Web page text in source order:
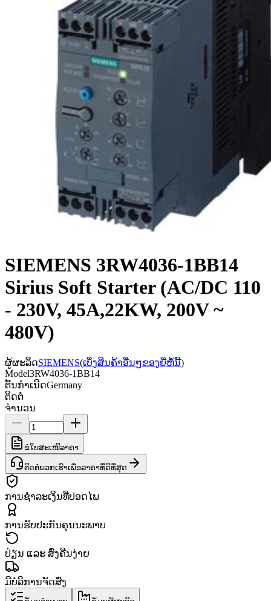
SIEMENS 3RW4036-1BB14
Sirius Soft Starter (AC/DC 110
- 230V, 45A,22KW, 200V ~
480V)
ຜູ້ຜະລິດSIEMENS(ເບິ່ງສິນຄ້າອື່ນໆຂອງຍີ່ຫໍ້ນີ້)
Model3RW4036-1BB14
ຕົ້ນກຳເນີດGermany
ຕິດຕໍ່
ຈຳນວນ
ຂໍໃບສະເໜີລາຄາ
ຕິດຕໍ່ພວກເຮົາເພື່ອລາຄາທີ່ດີທີ່ສຸດ
ການຊຳລະເງິນທີ່ປອດໄພ
ການຮັບປະກັນຄຸນນະພາບ
ປ່ຽນ ແລະ ສົ່ງຄືນງ່າຍ
ມີບໍລິການຈັດສົ່ງ